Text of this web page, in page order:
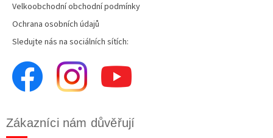
Velkoobchodní obchodní podmínky
Ochrana osobních údajů
Sledujte nás na sociálních sítích:
Zákazníci nám důvěřují